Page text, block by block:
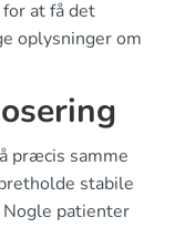
at få det
oplysninger om
præcis samme
stabile
Nogle patienter